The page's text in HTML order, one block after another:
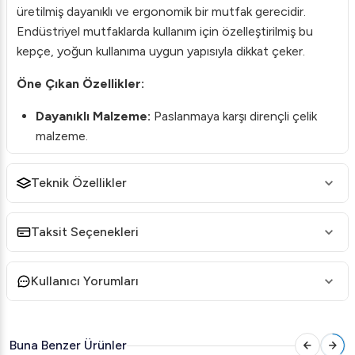
üretilmiş dayanıklı ve ergonomik bir mutfak gerecidir.
Endüstriyel mutfaklarda kullanım için özelleştirilmiş bu
kepçe, yoğun kullanıma uygun yapısıyla dikkat çeker.
Öne Çıkan Özellikler:
Dayanıklı Malzeme: Paslanmaya karşı dirençli çelik
malzeme.
Ergonomik Tasarım:Rahat kavrama sağlayan sap
yapısı.
Kolay Temizlik:Pürüzsüz yüzeyi sayesinde kolayca
temizlenir.
Çeşitli Kullanım Alanları:Çorbalar, soslar ve yemek
servisinde ideal kullanım.
Profesyonel Uygunluk:Restoranlar, otel mutfakları
Teknik Özellikler
Taksit Seçenekleri
Kullanıcı Yorumları
Buna Benzer Ürünler